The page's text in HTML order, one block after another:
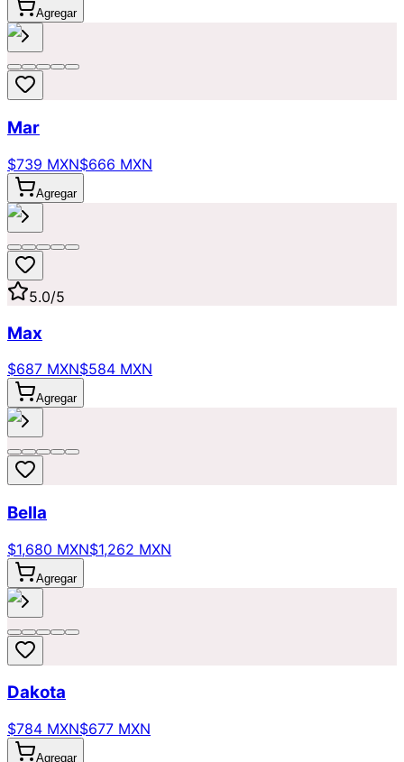
Agregar
Mar
$739 MXN$666 MXN
Agregar
5.0/5
Max
$687 MXN$584 MXN
Agregar
Bella
$1,680 MXN$1,262 MXN
Agregar
Dakota
$784 MXN$677 MXN
Agregar